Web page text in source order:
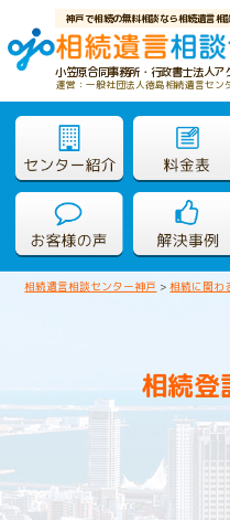
神戸で相続の無料相談なら相続遺言相
小笠原合同事務所・行政書士法人ア
運営：一般社団法人徳島相続遺言セン
相続遺言相談センター神戸 >相続に関わ
相続登